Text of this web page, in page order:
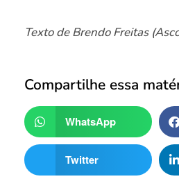
Texto de Brendo Freitas
Compartilhe essa
WhatsApp
Twitter